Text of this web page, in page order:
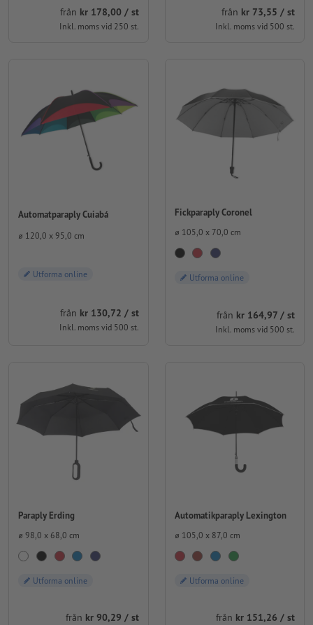
från kr 178,00 / st
Inkl. moms vid 250 st.
från kr 73,55 / st
Inkl. moms vid 500 st.
Automatparaply Cuiabá
⌀ 120,0 x 95,0 cm
Utforma online
från kr 130,72 / st
Inkl. moms vid 500 st.
Fickparaply Coronel
⌀ 105,0 x 70,0 cm
Utforma online
från kr 164,97 / st
Inkl. moms vid 500 st.
Paraply Erding
⌀ 98,0 x 68,0 cm
Utforma online
från kr 90,29 / st
Automatikparaply Lexington
⌀ 105,0 x 87,0 cm
Utforma online
från kr 151,26 / st